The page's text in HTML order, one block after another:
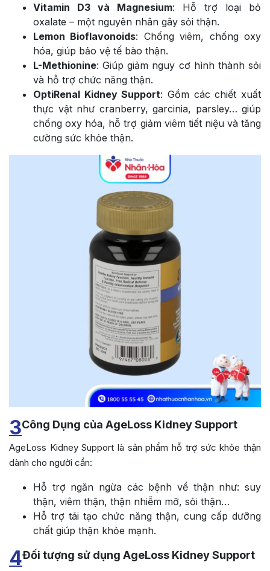
Vitamin D3 và Magnesium: Hỗ trợ loại bỏ
oxalate – một nguyên nhân gây sỏi thận.
Lemon Bioflavonoids: Chống viêm, chống oxy
hóa, giúp bảo vệ tế bào thận.
L-Methionine: Giúp giảm nguy cơ hình thành sỏi
và hỗ trợ chức năng thận.
OptiRenal Kidney Support: Gồm các chiết xuất
thực vật như cranberry, garcinia, parsley… giúp
chống oxy hóa, hỗ trợ giảm viêm tiết niệu và tăng
cường sức khỏe thận.
3Công Dụng của AgeLoss Kidney Support
AgeLoss Kidney Support là sản phẩm hỗ trợ sức khỏe thận
dành cho người cần:
Hỗ trợ ngăn ngừa các bệnh về thận như: suy
thận, viêm thận, thận nhiễm mỡ, sỏi thận…
Hỗ trợ tái tạo chức năng thận, cung cấp dưỡng
chất giúp thận khỏe mạnh.
4Đối tượng sử dụng AgeLoss Kidney Support